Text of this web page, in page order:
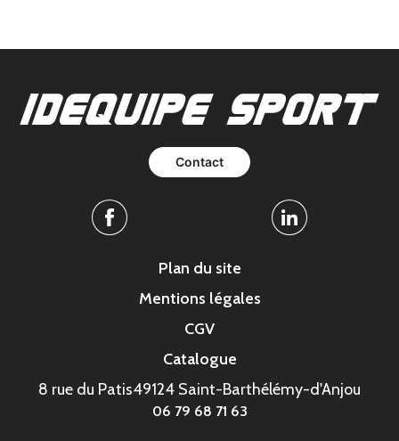
Contact
Facebook Linkedin
Plan du site
Mentions légales
CGV
Catalogue
8 rue du Patis49124 Saint-Barthélémy-d'Anjou
06 79 68 71 63